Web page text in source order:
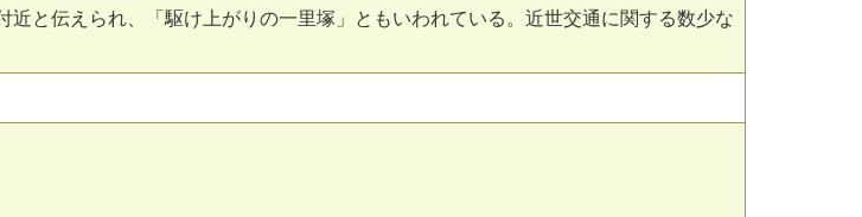
近と伝えられ、「駆け上がりの一里塚」ともいわれている。近世交通に関する数少な